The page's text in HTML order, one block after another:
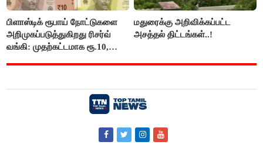
பிளாஸ்டிக் ரூபாய் நோட்டுகளை
அறிமுகப்படுத்துகிறது ரிசர்வ்
வங்கி: முதற்கட்டமாக ரூ.10,
மதுரைக்கு அறிவிக்கப்பட்ட
அசத்தல் திட்டங்கள்..!